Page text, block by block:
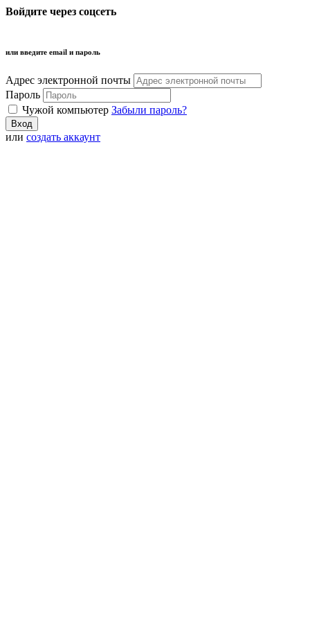
Войдите через соцсеть
или введите email и пароль
Адрес электронной почты
Пароль
Чужой компьютер Забыли пароль?
или создать аккаунт